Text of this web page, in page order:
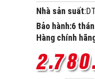
Nhà sản suất
Bảo hành:6
Hàng chính